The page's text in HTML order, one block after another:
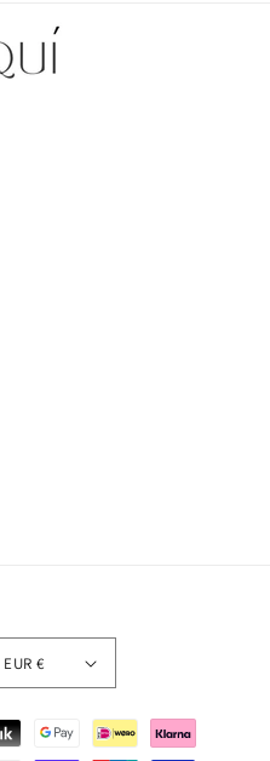
Belgique | EUR €